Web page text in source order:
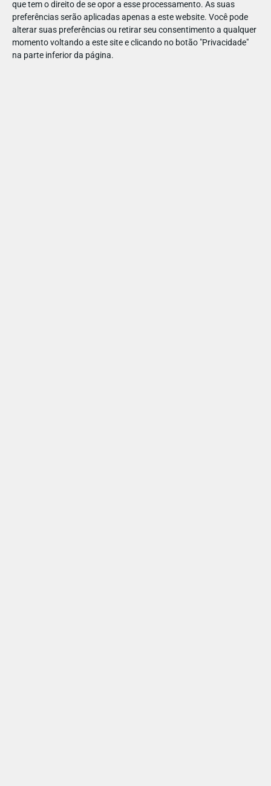
que tem o direito de se opor a esse processamento. As suas
preferências serão aplicadas apenas a este website. Você pode
alterar suas preferências ou retirar seu consentimento a qualquer
momento voltando a este site e clicando no botão "Privacidade"
na parte inferior da página.
JumpYard Lisboa